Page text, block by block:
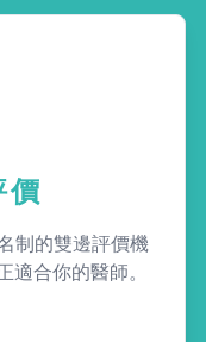
價
制的雙邊評價機
適合你的醫師。